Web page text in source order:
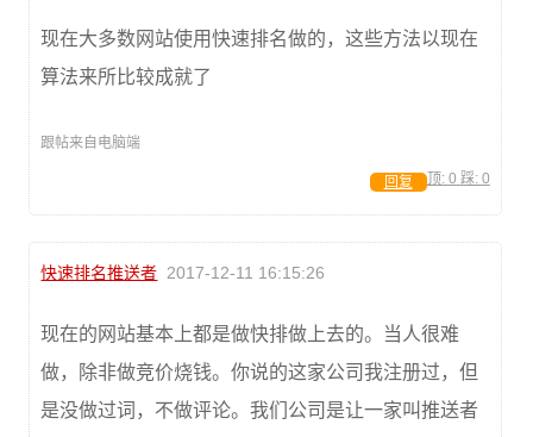
现在大多数网站使用快速排名做的，这些方法以现在
算法来所比较成就了
跟帖来自电脑端
顶: 0 踩: 0
回复
快速排名推送者 2017-12-11 16:15:26
现在的网站基本上都是做快排做上去的。当人很难
做，除非做竞价烧钱。你说的这家公司我注册过，但
是没做过词，不做评论。我们公司是让一家叫推送者